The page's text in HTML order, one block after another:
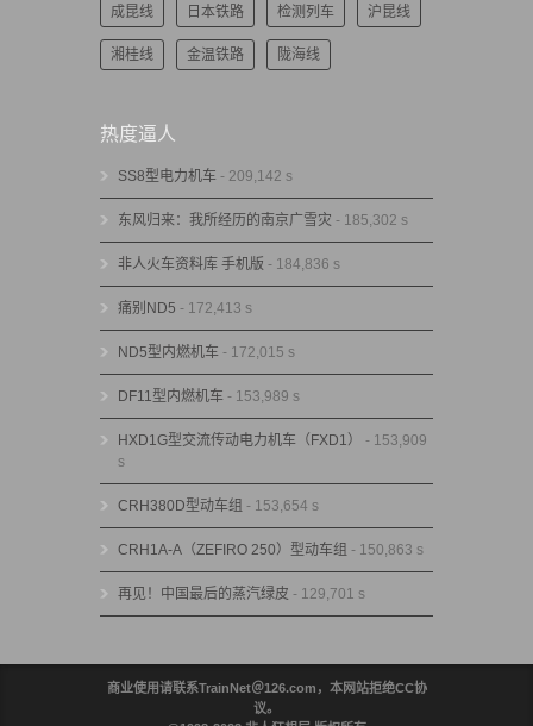
成昆线 日本铁路 检测列车 沪昆线
湘桂线 金温铁路 陇海线
热度逼人
SS8型电力机车 - 209,142 s
东风归来：我所经历的南京广雪灾 - 185,302 s
非人火车资料库 手机版 - 184,836 s
痛别ND5 - 172,413 s
ND5型内燃机车 - 172,015 s
DF11型内燃机车 - 153,989 s
HXD1G型交流传动电力机车（FXD1）
- 153,909
s
CRH380D型动车组 - 153,654 s
CRH1A-A（ZEFIRO 250）型动车组 - 150,863 s
再见！中国最后的蒸汽绿皮 - 129,701 s
商业使用请联系TrainNet＠126.com，本网站拒绝CC协
议。